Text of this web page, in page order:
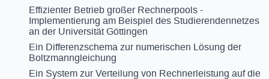
Effizienter Betrieb großer Rechnerpools -
Implementierung am Beispiel des Studierendennetzes
an der Universität Göttingen
Ein Differenzschema zur numerischen Lösung der
Boltzmanngleichung
Ein System zur Verteilung von Rechnerleistung auf die